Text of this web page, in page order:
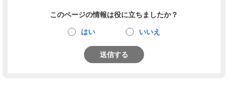
このページの情報は役に立ちましたか？
はい いいえ
送信する